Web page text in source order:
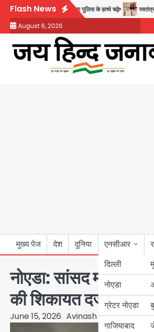
Skip
content
Flash News
नागरिक सेंट्रल जिला पुलिस के हत्थे चढ़े स्वतंत्रता
August 6, 2026
मुख्य पेज देश दुनिया
एनसीआर
दिल्ली
नोएडा
ग्रेटर नोएडा
गाजियाबाद
नोएडा: सांसद महेश
की शिकायत दर्ज
June 15, 2026 Avinash Kumar